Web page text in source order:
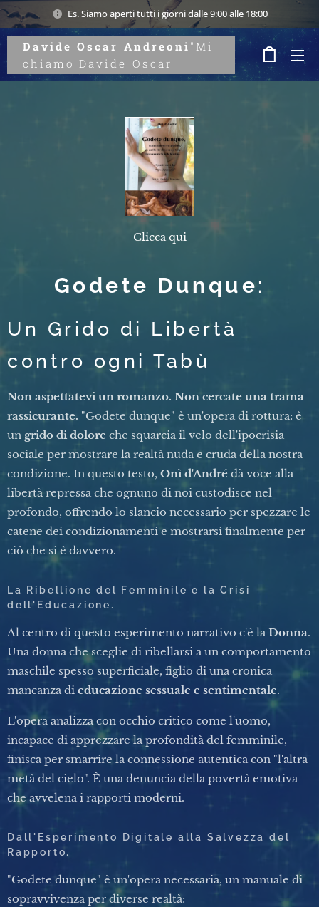
Es. Siamo aperti tutti i giorni dalle 9:00 alle 18:00
Davide Oscar Andreoni "Mi
chiamo Davide Oscar
Andreoni. Attraverso
dei legami tra uomo e
natura, aiuto a riscoprire il
valore della parola
autentica. Benvenuti su
Onidandre, il mio
laboratorio del
Andreoni
Clicca qui
Godete Dunque:
Un Grido di Libertà
contro ogni Tabù
Non aspettatevi un romanzo. Non cercate una trama
rassicurante. "Godete dunque" è un'opera di rottura: è
un grido di dolore che squarcia il velo dell'ipocrisia
sociale per mostrare la realtà nuda e cruda della nostra
condizione. In questo testo, Onì d'André dà voce alla
libertà repressa che ognuno di noi custodisce nel
profondo, offrendo lo slancio necessario per spezzare le
catene dei condizionamenti e mostrarsi finalmente per
ciò che si è davvero.
La Ribellione del Femminile e la Crisi
dell'Educazione.
Al centro di questo esperimento narrativo c'è laDonna.
Una donna che sceglie di ribellarsi a un comportamento
maschile spesso superficiale, figlio di una cronica
mancanza di educazione sessuale e sentimentale.
L'opera analizza con occhio critico come l'uomo,
incapace di apprezzare la profondità del femminile,
finisca per smarrire la connessione autentica con "l'altra
metà del cielo". È una denuncia della povertà emotiva
che avvelena i rapporti moderni.
Dall'Esperimento Digitale alla Salvezza del
Rapporto.
"Godete dunque" è un'opera necessaria, un manuale di
sopravvivenza per diverse realtà: